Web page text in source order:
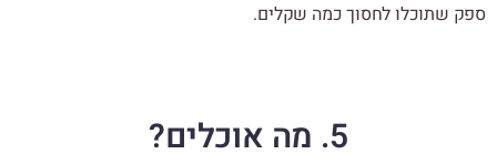
ספק שתוכלו לחסוך כמה שקלים.
5. מה אוכלים?